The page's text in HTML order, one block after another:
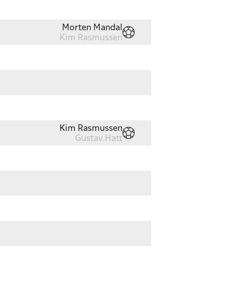
Morten Mandal
Kim Rasmussen
Kim Rasmussen
Gustav Hatt